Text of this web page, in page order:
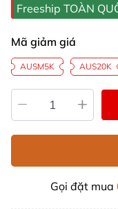
Freeship TOÀN
Mã giảm giá
AUSM5K AUS20K
Gọi đặt mua